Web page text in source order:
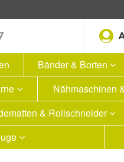
Bänder & Borten
Nähmaschinen
& Rollschneider